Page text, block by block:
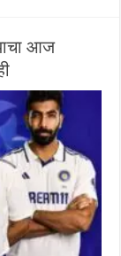
आज